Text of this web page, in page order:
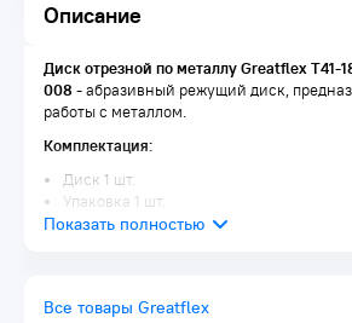
Описание
Диск отрезной по металлу Greatflex Т41-
008 - абразивный режущий диск,
работы с металлом.
Комплектация:
Диск 1 шт.
Упаковка 1 шт.
Все товары Greatflex